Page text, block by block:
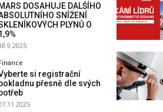
MARS DOSAHUJE DALŠÍHO
SNÍŽENÍ
PLYNŮ O
si registrační
přesně dle svých